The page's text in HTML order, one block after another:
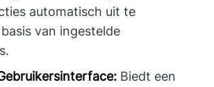
automatisch uit te
van ingestelde
Biedt een